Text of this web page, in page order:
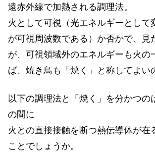
遠赤外線で加熱される調理法。
火として可視（光エネルギーとして
が可視周波数である）か否かで、見
が、可視領域外のエネルギーも火の
ば、焼き鳥も「焼く」と称してよい
以下の調理法と「焼く」を分かつの
の間に
火との直接接触を断つ熱伝導体が在
ことでしょうか。